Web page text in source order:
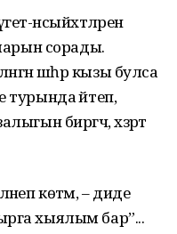
нәсыйхәтләрен
сорады.
шәһәр кызы булса
турында әйтеп,
биргәч, хәзрәт
көтәм, – диде
хыялым бар”...